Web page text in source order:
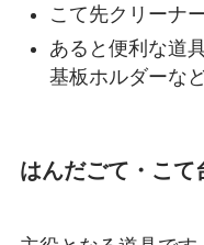
こて先クリーナ
あると便利な道
基板ホルダーなど
はんだごて・こて